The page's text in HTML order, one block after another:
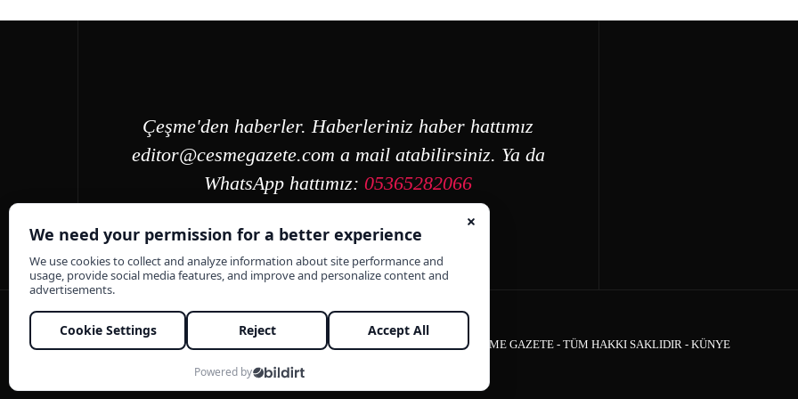
Çeşme'den haberler. Haberleriniz haber hattımız
editor@cesmegazete.com a mail atabilirsiniz. Ya da
WhatsApp hattımız:05365282066
ÇEŞME GAZETE - TÜM HAKKI SAKLIDIR - KÜNYE